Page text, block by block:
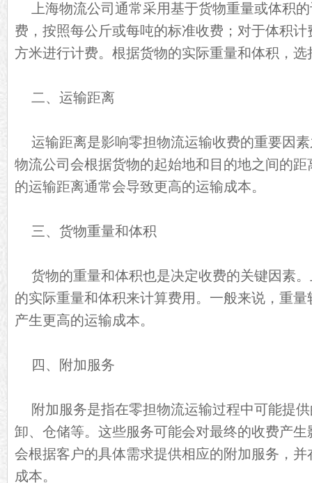
上海物流公司通常采用基于货物重量或体积
费，按照每公斤或每吨的标准收费；对于体积
方米进行计费。根据货物的实际重量和体积，
二、运输距离
运输距离是影响零担物流运输收费的重要因
物流公司会根据货物的起始地和目的地之间的
的运输距离通常会导致更高的运输成本。
三、货物重量和体积
货物的重量和体积也是决定收费的关键因素
的实际重量和体积来计算费用。一般来说，重
产生更高的运输成本。
四、附加服务
附加服务是指在零担物流运输过程中可能提
卸、仓储等。这些服务可能会对最终的收费产
会根据客户的具体需求提供相应的附加服务，
成本。